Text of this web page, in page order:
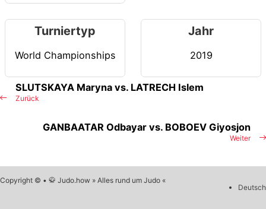
Turniertyp
World Championships
Jahr
2019
Zurück
SLUTSKAYA Maryna vs. LATRECH Islem
Weiter
GANBAATAR Odbayar vs. BOBOEV Giyosjon
Copyright © • 🥋 Judo.how » Alles rund um Judo «
Deutsch